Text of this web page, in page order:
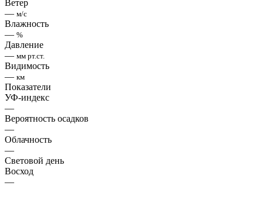
Ветер
— м/с
Влажность
— %
Давление
— мм рт.ст.
Видимость
— км
Показатели
УФ-индекс
—
Вероятность осадков
—
Облачность
—
Световой день
Восход
—